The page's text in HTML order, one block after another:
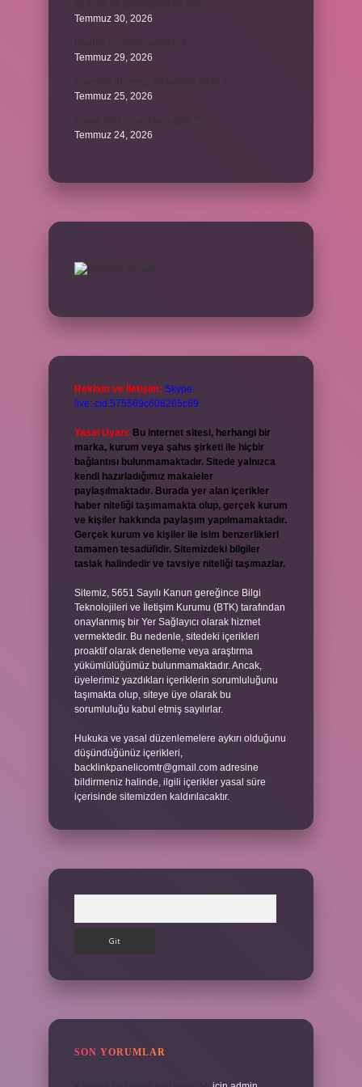
Temmuz 30, 2026
Temmuz 29, 2026
Temmuz 25, 2026
Temmuz 24, 2026
Reklam ve İletişim: Skype:
live:.cid.575569c608265c69
Yasal Uyarı: Bu internet sitesi, herhangi bir
marka, kurum veya şahıs şirketi ile hiçbir
bağlantısı bulunmamaktadır. Sitede yalnızca
kendi hazırladığımız makaleler
paylaşılmaktadır. Burada yer alan içerikler
haber niteliği taşımamakta olup, gerçek kurum
ve kişiler hakkında paylaşım yapılmamaktadır.
Gerçek kurum ve kişiler ile isim benzerlikleri
tamamen tesadüfidir. Sitemizdeki bilgiler
taslak halindedir ve tavsiye niteliği taşımazlar.
Sitemiz, 5651 Sayılı Kanun gereğince Bilgi
Teknolojileri ve İletişim Kurumu (BTK) tarafından
onaylanmış bir Yer Sağlayıcı olarak hizmet
vermektedir. Bu nedenle, sitedeki içerikleri
proaktif olarak denetleme veya araştırma
yükümlülüğümüz bulunmamaktadır. Ancak,
üyelerimiz yazdıkları içeriklerin sorumluluğunu
taşımakta olup, siteye üye olarak bu
sorumluluğu kabul etmiş sayılırlar.
Hukuka ve yasal düzenlemelere aykırı olduğunu
düşündüğünüz içerikleri,
backlinkpanelicomtr@gmail.com adresine
bildirmeniz halinde, ilgili içerikler yasal süre
içerisinde sitemizden kaldırılacaktır.
SON YORUMLAR